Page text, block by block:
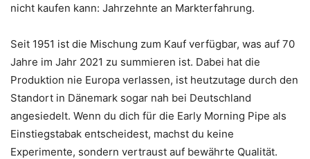
nicht kaufen kann: Jahrzehnte an Markterfahrung.
Seit 1951 ist die Mischung zum Kauf verfügbar, was auf 70
Jahre im Jahr 2021 zu summieren ist. Dabei hat die
Produktion nie Europa verlassen, ist heutzutage durch den
Standort in Dänemark sogar nah bei Deutschland
angesiedelt. Wenn du dich für die Early Morning Pipe als
Einstiegstabak entscheidest, machst du keine
Experimente, sondern vertraust auf bewährte Qualität.